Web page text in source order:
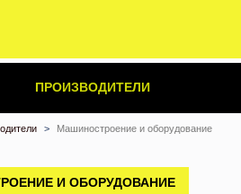
ПРОИЗВОДИТЕЛИ
Машиностроение и оборудование
И ОБОРУДОВАНИЕ